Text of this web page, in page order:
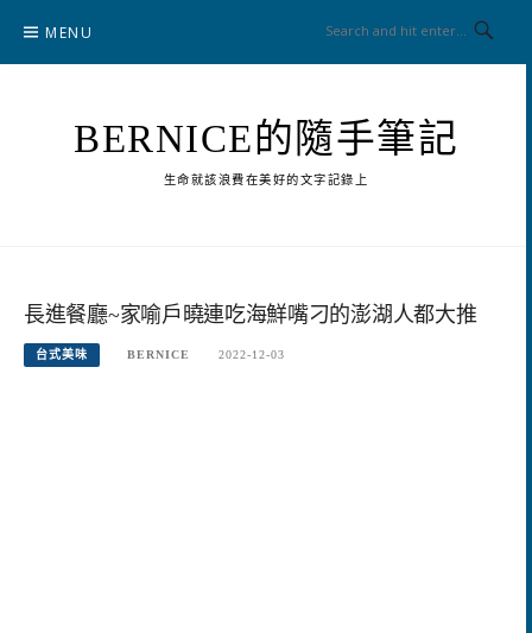
content
MENU
BERNICE的隨手筆記
生命就該浪費在美好的文字記錄上
長進餐廳~家喻戶曉連吃海鮮嘴刁的澎湖人都大推
台式美味 BERNICE 2022-12-03